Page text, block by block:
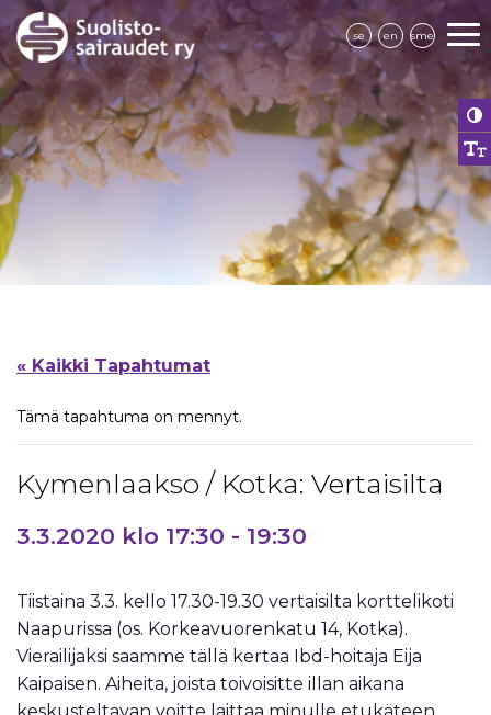
se en sme
« Kaikki Tapahtumat
Tämä tapahtuma on mennyt.
Kymenlaakso / Kotka: Vertaisilta
3.3.2020 klo 17:30 - 19:30
Tiistaina 3.3. kello 17.30-19.30 vertaisilta korttelikoti
Naapurissa (os. Korkeavuorenkatu 14, Kotka).
Vierailijaksi saamme tällä kertaa Ibd-hoitaja Eija
Kaipaisen. Aiheita, joista toivoisitte illan aikana